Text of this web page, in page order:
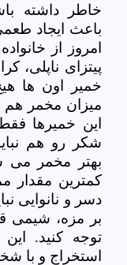
خاطر داشته
باعث ایجاد
امروز از
پیتزای ناپلی،
خمیر اون ها
میزان مخمر
این خمیرها
شکر رو هم
بهتر مخمر می
کمترین مقدار
دسر و نانوایی
بر مزه، شیمی
توجه کنید.
استخراج و با